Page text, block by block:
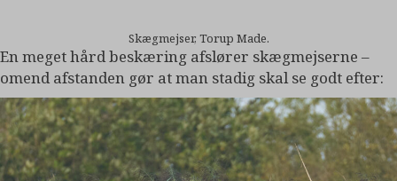
Skægmejser, Torup Made.
En meget hård beskæring afslører skægmejserne –
omend afstanden gør at man stadig skal se godt efter: